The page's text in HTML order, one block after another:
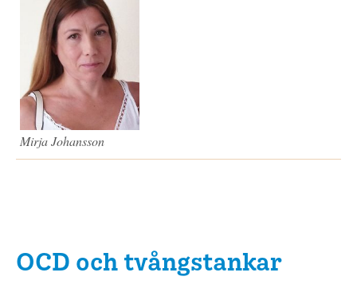
Mirja Johansson
OCD och tvångstankar